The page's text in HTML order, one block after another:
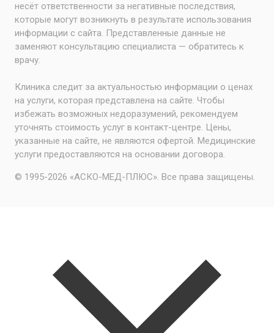
несёт ответственности за негативные последствия,
которые могут возникнуть в результате использования
информации с сайта. Представленные данные не
заменяют консультацию специалиста — обратитесь к
врачу.
Клиника следит за актуальностью информации о ценах
на услуги, которая представлена на сайте. Чтобы
избежать возможных недоразумений, рекомендуем
уточнять стоимость услуг в контакт-центре. Цены,
указанные на сайте, не являются офертой. Медицинские
услуги предоставляются на основании договора.
© 1995-2026 «АСКО-МЕД-ПЛЮС». Все права защищены.